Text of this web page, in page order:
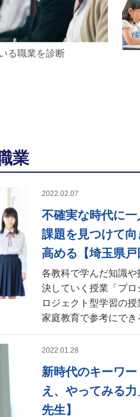
る職業を診断
業
2022.02.07
不確実な時代に一
課題を見つけて
高める【埼玉県戸
各教科で学んだ知識
決していく授業「プ
ロジェクト型学習の
家庭教育で参考にでき
2022.01.28
新時代のキーワ
え、やってみる
先生】